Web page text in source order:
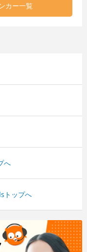
カー一覧
へ
トップへ